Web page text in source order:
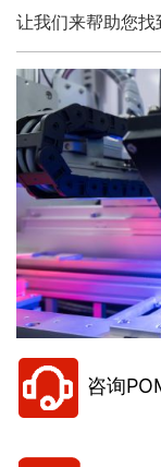
让我们来帮助您找
咨询